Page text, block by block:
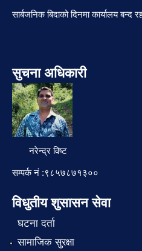
सार्बजनिक बिदाको दिनमा कार्यालय बन्द
सुचना अधिकारी
नरेन्द्र विष्ट
सम्पर्क नं :९८५७८७१३००
विधुतीय शुसासन सेवा
घटना दर्ता
सामाजिक सुरक्षा